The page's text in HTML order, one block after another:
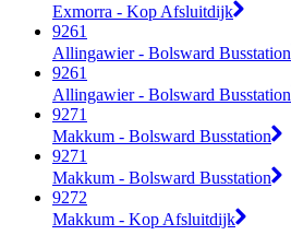
Exmorra - Kop Afsluitdijk
9261
Allingawier - Bolsward Busstation
9261
Allingawier - Bolsward Busstation
9271
Makkum - Bolsward Busstation
9271
Makkum - Bolsward Busstation
9272
Makkum - Kop Afsluitdijk